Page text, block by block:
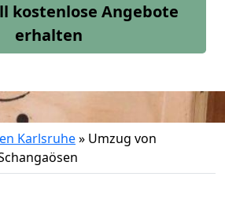
kostenlose Angebote
erhalten
Karlsruhe» Umzug von